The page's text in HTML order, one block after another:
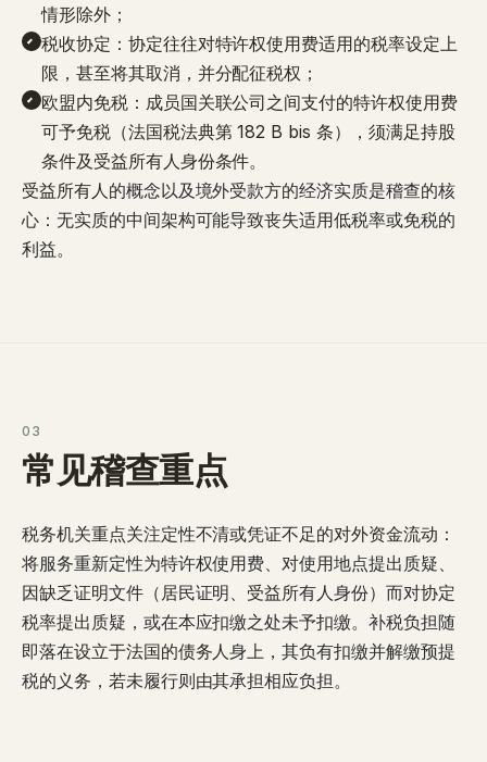
情形除外；
税收协定 ：协定往往对特许权使用费适用的税率设定上
限，甚至将其取消，并分配征税权；
欧盟内免税：成员国关联公司之间支付的特许权使用费
可予免税（法国税法典第 182 B bis 条），须满足持股
条件及受益所有人身份条件。
受益所有人的概念以及境外受款方的经济实质是稽查的核
心：无实质的中间架构可能导致丧失适用低税率或免税的
利益。
03
常见稽查重点
税务机关重点关注定性不清或凭证不足的对外资金流动 ：
将服务重新定性为特许权使用费、对使用地点提出质疑、
因缺乏证明文件（居民证明、受益所有人身份）而对协定
税率提出质疑，或在本应扣缴之处未予扣缴。补税负担随
即落在设立于法国的债务人身上，其负有扣缴并解缴预提
税的义务，若未履行则由其承担相应负担。